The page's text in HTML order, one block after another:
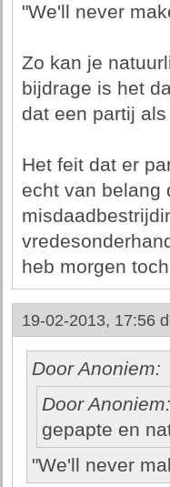
"We'll never
Zo kan je
bijdrage is het
dat een partij
Het feit dat er
echt van belang
heb morgen
19-02-2013, 17:56
Door Anoniem:
Door Anoniem:
gepapte en
"We'll never